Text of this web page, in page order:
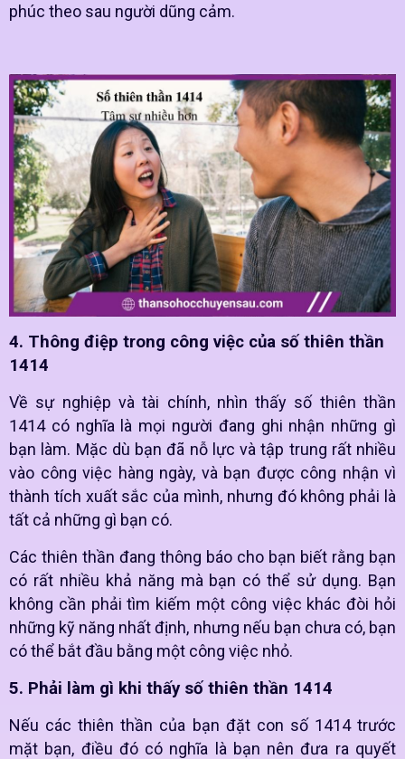
phúc theo sau người dũng cảm.
4. Thông điệp trong công việc của số thiên thần
1414
Về sự nghiệp và tài chính, nhìn thấy số thiên thần
1414 có nghĩa là mọi người đang ghi nhận những gì
bạn làm. Mặc dù bạn đã nỗ lực và tập trung rất nhiều
vào công việc hàng ngày, và bạn được công nhận vì
thành tích xuất sắc của mình, nhưng đó không phải là
tất cả những gì bạn có.
Các thiên thần đang thông báo cho bạn biết rằng bạn
có rất nhiều khả năng mà bạn có thể sử dụng. Bạn
không cần phải tìm kiếm một công việc khác đòi hỏi
những kỹ năng nhất định, nhưng nếu bạn chưa có, bạn
có thể bắt đầu bằng một công việc nhỏ.
5. Phải làm gì khi thấy số thiên thần 1414
Nếu các thiên thần của bạn đặt con số 1414 trước
mặt bạn, điều đó có nghĩa là bạn nên đưa ra quyết